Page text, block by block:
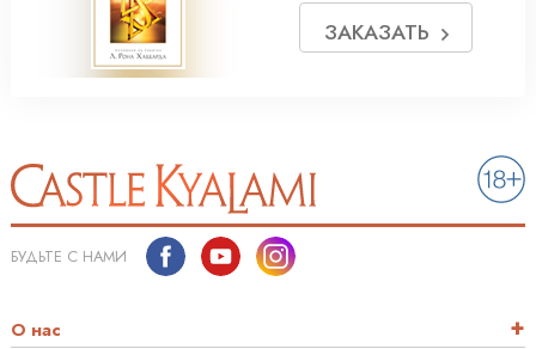
ЗАКАЗАТЬ
БУДЬТЕ С НАМИ
О нас